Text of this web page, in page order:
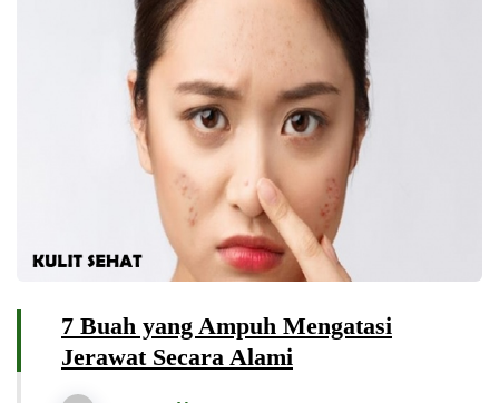
7 Buah yang Ampuh Mengatasi
Jerawat Secara Alami